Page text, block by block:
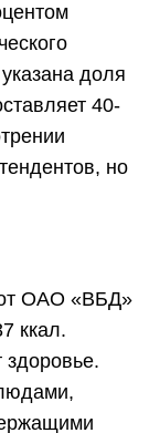
доля
40-
но
ОАО «ВБД»
ккал.